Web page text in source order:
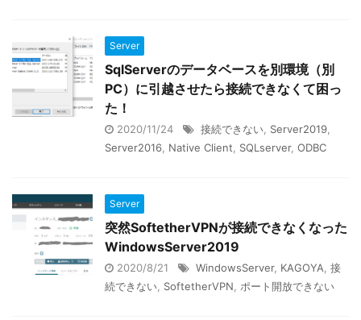
Server
SqlServerのデータベースを別環境（別
PC）に引越させたら接続できなくて困っ
た！
2020/11/24 接続できない Server2019
Server2016 Native Client SQLserver, ODBC
Server
突然SoftetherVPNが接続できなくなった
WindowsServer2019
2020/8/21 WindowsServer, KAGOYA 接
続できない SoftetherVPN ポート開放できない